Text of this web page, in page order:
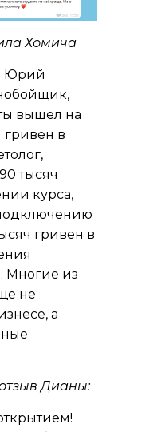
Хомича
Юрий
вышел на
гривен в
тысяч
курса,
гривен в
Многие из
не
а
Дианы: